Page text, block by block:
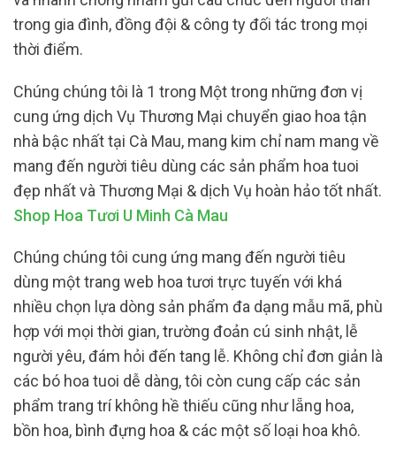
trong gia đình, đồng đội & công ty đối tác trong mọi
thời điểm.
Chúng chúng tôi là 1 trong Một trong những đơn vị
cung ứng dịch Vụ Thương Mại chuyển giao hoa tận
nhà bậc nhất tại Cà Mau, mang kim chỉ nam mang về
mang đến người tiêu dùng các sản phẩm hoa tuoi
đẹp nhất và Thương Mại & dịch Vụ hoàn hảo tốt nhất.
Shop Hoa Tươi U Minh Cà Mau
Chúng chúng tôi cung ứng mang đến người tiêu
dùng một trang web hoa tươi trực tuyến với khá
nhiều chọn lựa dòng sản phẩm đa dạng mẫu mã, phù
hợp với mọi thời gian, trường đoản cú sinh nhật, lễ
người yêu, đám hỏi đến tang lễ. Không chỉ đơn giản là
các bó hoa tuoi dễ dàng, tôi còn cung cấp các sản
phẩm trang trí không hề thiếu cũng như lẵng hoa,
bồn hoa, bình đựng hoa & các một số loại hoa khô.